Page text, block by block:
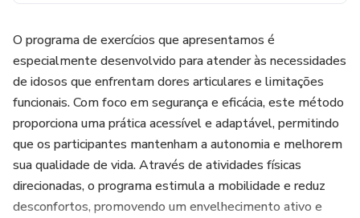
O programa de exercícios que apresentamos é
especialmente desenvolvido para atender às necessidades
de idosos que enfrentam dores articulares e limitações
funcionais. Com foco em segurança e eficácia, este método
proporciona uma prática acessível e adaptável, permitindo
que os participantes mantenham a autonomia e melhorem
sua qualidade de vida. Através de atividades físicas
direcionadas, o programa estimula a mobilidade e reduz
desconfortos, promovendo um envelhecimento ativo e